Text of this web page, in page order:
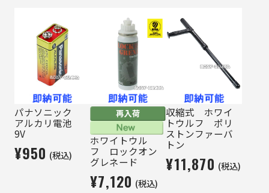
パナソニック
アルカリ電池
9V
¥950 (税込)
ホワイトウル
フ ロックオン
グレネード
¥7,120 (税込)
収縮式 ホワイ
トウルフ ポリ
ストンファーバ
トン
¥11,870 (税込)